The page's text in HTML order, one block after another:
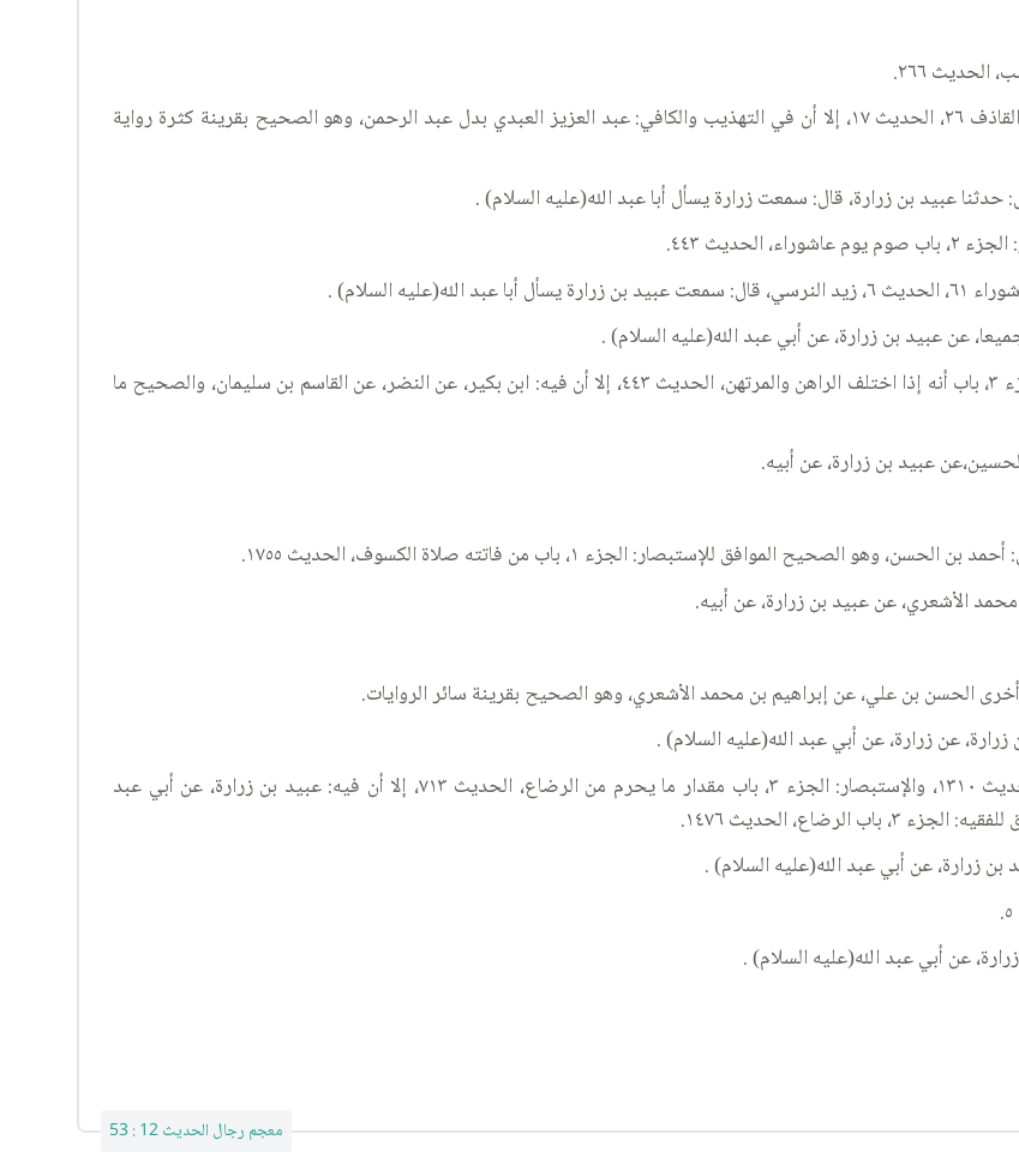
ورواها الكليني في الكافي: الجزء ٧، كتاب الحدود ٣، باب حد القاذف ٢٦، الحديث ١٧، إلا أن في التهذيب والكافي: عبد العزيز العبدي بدل عبد الرحمن، وهو الصحيح بقرينة كثرة رواية
عبيد بن زرارة، قال: سمعت زرارة يسأل أبا عبد الله(عليه السلام) .
عن عبيد بن زرارة، عن أبي عبد الله(عليه السلام) .
التهذيب: الجزء ٧، باب الرهون، الحديث ٧٧٠، والإستبصار: الجزء ٣، باب أنه إذا اختلف الراهن والمرتهن، الحديث ٤٤٣، إلا أن فيه: ابن بكير، عن النضر، عن القاسم بن سليمان، والصحيح ما
عبيد بن زرارة، عن أبيه.
الموافق للإستبصار: الجزء ١، باب من فاتته صلاة الكسوف، الحديث ١٧٥٥.
الأشعري، عن عبيد بن زرارة، عن أبيه.
الحسن بن علي، عن إبراهيم بن محمد الأشعري، وهو الصحيح بقرينة سائر الروايات.
عن زرارة، عن أبي عبد الله(عليه السلام) .
التهذيب: الجزء ٧، باب فيما يحرم من النكاح من الرضاع، الحديث ١٣١٠، والإستبصار: الجزء ٣، باب مقدار ما يحرم من الرضاع، الحديث ٧١٣، إلا أن فيه: عبيد بن زرارة، عن أبي عبد
الحديث ١٤٧٦.
زرارة، عن أبي عبد الله(عليه السلام) .
عن أبي عبد الله(عليه السلام) .
معجم رجال الحديث 12 : 53